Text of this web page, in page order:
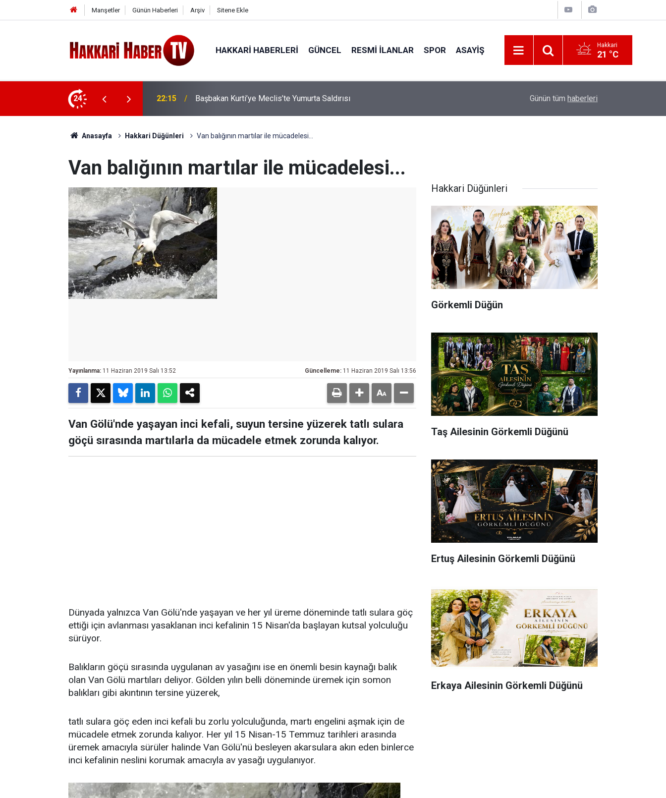
Manşetler Günün Haberleri Arşiv Sitene Ekle
HAKKARI HABERLERI GÜNCEL RESMI İLANLAR SPOR ASAYIŞ Hakkari
21 °C
24 22:07 İran'dan Hürmüz Boğazı İçin Yeni Şart Zelenskiy'den Patriot Füzesi Açıklaması
Günün tüm haberleri
Anasayfa Hakkari Düğünleri Van balığının martılar ile mücadelesi...
Van balığının martılar ile mücadelesi...
Yayınlanma: 11 Haziran 2019 Salı 13:52 Güncelleme: 11 Haziran 2019 Salı 13:56
Van Gölü'nde yaşayan inci kefali, suyun tersine yüzerek tatlı sulara
göçü sırasında martılarla da mücadele etmek zorunda kalıyor.
Dünyada yalnızca Van Gölü'nde yaşayan ve her yıl üreme döneminde tatlı sulara göç
ettiği için avlanması yasaklanan inci kefalinin 15 Nisan'da başlayan kutsal yolculuğu
sürüyor.
Balıkların göçü sırasında uygulanan av yasağını ise en önemli besin kaynağı balık
olan Van Gölü martıları deliyor. Gölden yılın belli döneminde üremek için somon
balıkları gibi akıntının tersine yüzerek,
tatlı sulara göç eden inci kefali bu zorlu yolculuğunda, martı engelini aşmak için de
mücadele etmek zorunda kalıyor. Her yıl 15 Nisan-15 Temmuz tarihleri arasında
üremek amacıyla sürüler halinde Van Gölü'nü besleyen akarsulara akın eden binlerce
inci kefalinin neslini korumak amacıyla av yasağı uygulanıyor.
Hakkari Düğünleri
Görkemli Düğün
Taş Ailesinin Görkemli Düğünü
Ertuş Ailesinin Görkemli Düğünü
Erkaya Ailesinin Görkemli Düğünü